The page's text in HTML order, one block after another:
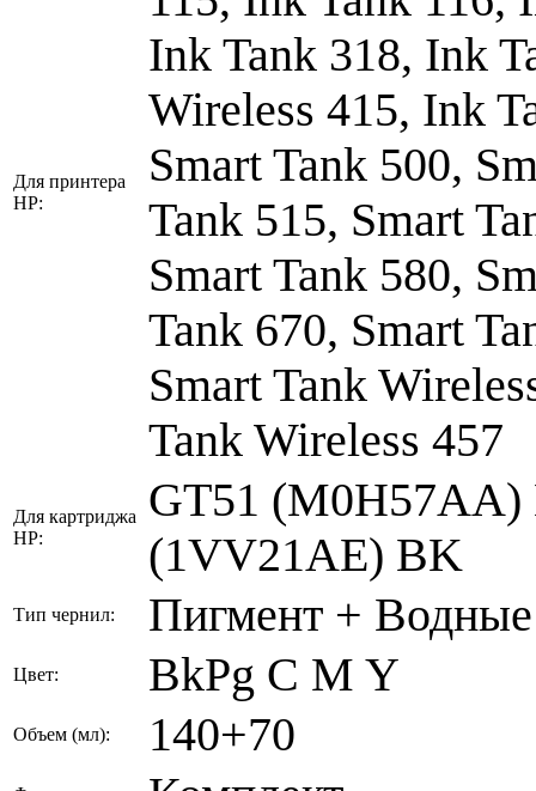
Для принтера
HP:
Ink Tank 318, Ink
Wireless 415, Ink
Smart Tank 500,
Tank 515, Smart
Smart Tank 580,
Tank 670, Smart
Smart Tank
Tank Wireless 457
Для картриджа
HP:
GT51
(1VV21AE) BK
Тип чернил: Пигмент + Водные
Цвет: BkPg C M Y
Объем (мл): 140+70